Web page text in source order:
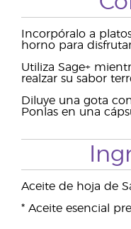
Incorpóralo a
horno para
Utiliza Sage+
realzar su sabor
Diluye una gota
Ponlas en una
Aceite de hoja de
* Aceite esencial